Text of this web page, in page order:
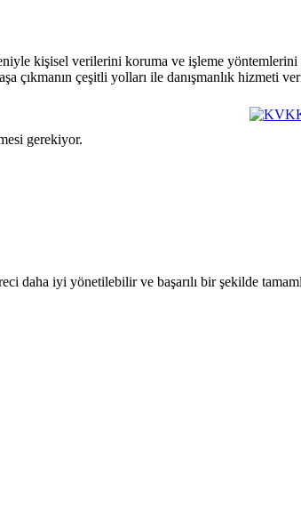
kişisel verilerini koruma ve işleme
çıkmanın çeşitli yolları ile danışmanlık hizmeti
gerekiyor.
daha iyi yönetilebilir ve başarılı bir şekilde